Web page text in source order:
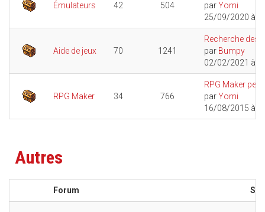
Émulateurs 42 504
parYomi
25/09/2020 à
Aide de jeux 70 1241
Recherche des...
par Bumpy
02/02/2021 à
RPG Maker 34 766
RPG Maker
parYomi
16/08/2015 à
Autres
Forum